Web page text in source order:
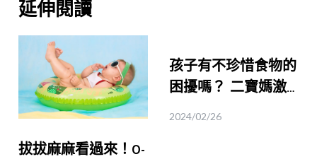
延伸閱讀
拔拔麻麻看過來！0-
孩子有不珍惜食物的
困擾嗎？ 二寶媽激
2024/02/26